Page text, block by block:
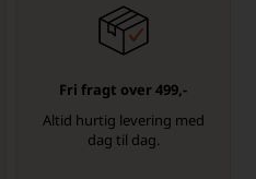
Fri fragt over 499,-
Altid hurtig levering med
dag til dag.